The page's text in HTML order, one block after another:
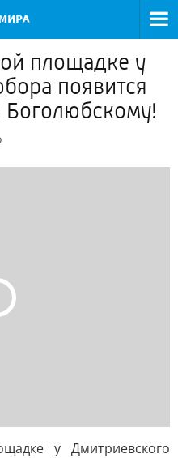
площадке у
появится
у Дмитриевского